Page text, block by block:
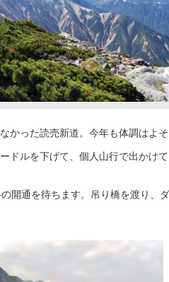
かった読売新道。今年も体調はよ
ドルを下げて、個人山行で出かけて
開通を待ちます。吊り橋を渡り、